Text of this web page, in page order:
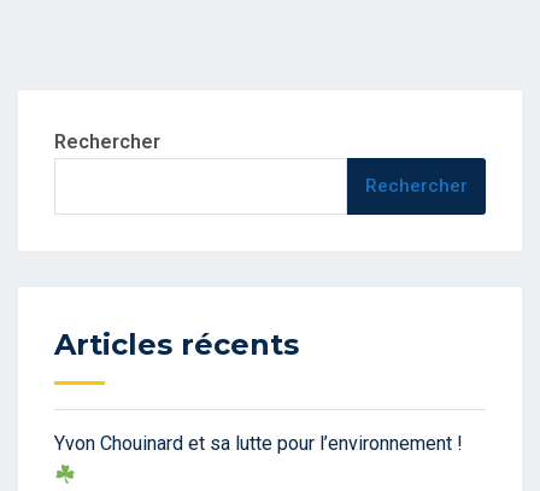
Rechercher
Rechercher
Articles récents
Yvon Chouinard et sa lutte pour l’environnement !